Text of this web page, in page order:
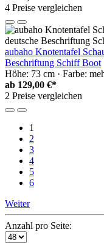
4 Preise vergleichen
aubaho Knotentafel
Beschriftung Schiff Boot
Höhe: 73 cm · Farbe:
ab 129,00 €*
2 Preise vergleichen
1
2
3
4
5
6
Weiter
Anzahl pro Seite: